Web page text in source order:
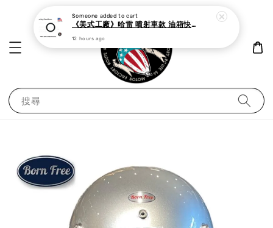
搜尋
Someone added to cart
《美式工廠》哈雷 噴射車款 油箱快速接頭 母 o型環
12 hours ago